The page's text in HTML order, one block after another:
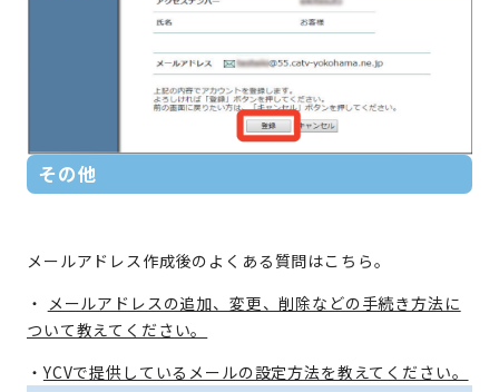
その他
メールアドレス作成後のよくある質問はこちら。
・ メールアドレスの追加、変更、削除などの手続き方法に
ついて教えてください。
・ YCVで提供しているメールの設定方法を教えてください。